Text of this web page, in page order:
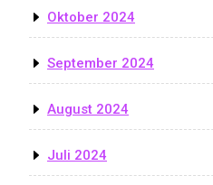
Oktober 2024
September 2024
August 2024
Juli 2024